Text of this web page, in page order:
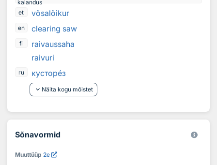
kalandus
et
võsalõikur
en clearing saw
fi
raivaussaha
raivuri
ru кусторез
keyboard_arrow_down Näita kogu mõistet
Sõnavormid
Muuttüüp 2e